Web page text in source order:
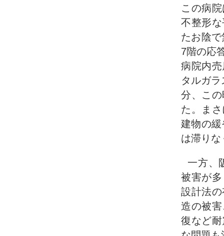
この病
不整形
たお陰
7階の応
病院内
タルガ
分、こ
た。ま
建物の
は滞りな
一方、
被害が
設計法
造の被
復など